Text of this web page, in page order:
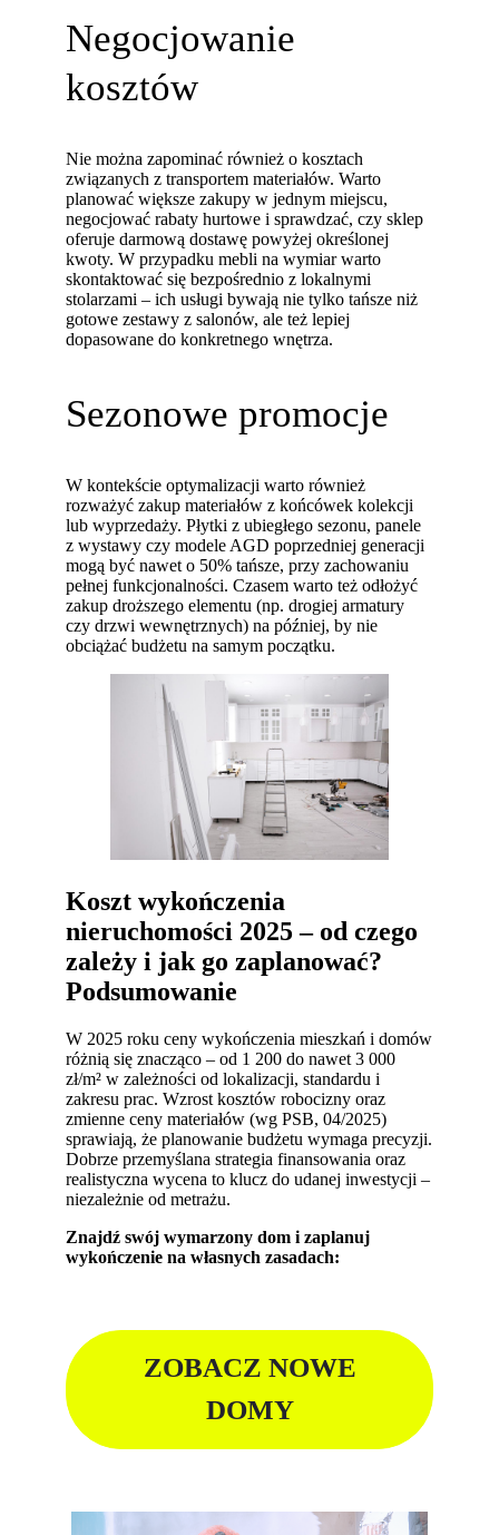
Negocjowanie
kosztów
Nie można zapominać również o kosztach
związanych z transportem materiałów. Warto
planować większe zakupy w jednym miejscu,
negocjować rabaty hurtowe i sprawdzać, czy sklep
oferuje darmową dostawę powyżej określonej
kwoty. W przypadku mebli na wymiar warto
skontaktować się bezpośrednio z lokalnymi
stolarzami – ich usługi bywają nie tylko tańsze niż
gotowe zestawy z salonów, ale też lepiej
dopasowane do konkretnego wnętrza.
Sezonowe promocje
W kontekście optymalizacji warto również
rozważyć zakup materiałów z końcówek kolekcji
lub wyprzedaży. Płytki z ubiegłego sezonu, panele
z wystawy czy modele AGD poprzedniej generacji
mogą być nawet o 50% tańsze, przy zachowaniu
pełnej funkcjonalności. Czasem warto też odłożyć
zakup droższego elementu (np. drogiej armatury
czy drzwi wewnętrznych) na później, by nie
obciążać budżetu na samym początku.
Koszt wykończenia
nieruchomości 2025 – od czego
zależy i jak go zaplanować?
Podsumowanie
W 2025 roku ceny wykończenia mieszkań i domów
różnią się znacząco – od 1 200 do nawet 3 000
zł/m² w zależności od lokalizacji, standardu i
zakresu prac. Wzrost kosztów robocizny oraz
zmienne ceny materiałów (wg PSB, 04/2025)
sprawiają, że planowanie budżetu wymaga precyzji.
Dobrze przemyślana strategia finansowania oraz
realistyczna wycena to klucz do udanej inwestycji –
niezależnie od metrażu.
Znajdź swój wymarzony dom i zaplanuj
wykończenie na własnych zasadach:
ZOBACZ NOWE
DOMY